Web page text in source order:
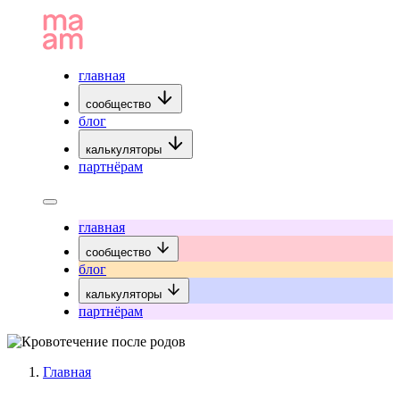
главная
сообщество
блог
калькуляторы
партнёрам
главная
сообщество
блог
калькуляторы
партнёрам
Главная